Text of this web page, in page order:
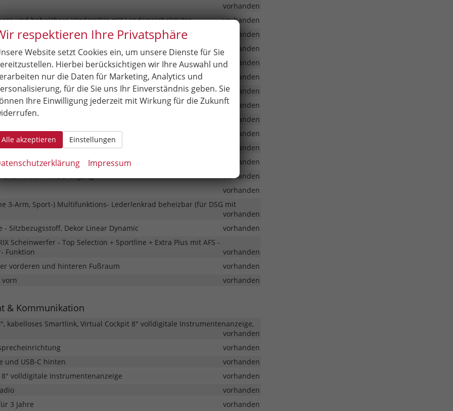
vorhanden
und beheizbare Vordersitze mit Lendenwirbelstütze
vorhanden
2- Zonen Klimaanlage
vorhanden
vorn & hinten
vorhanden
(beim Beifahrer ausschaltbar)
vorhanden
Rückenlehnen geteilt im Verhältnis 40 : 60
vorhanden
vorn und hinten
vorhanden
Top Tether hinten auf den äußeren beiden Sitzen
vorhanden
vorn
vorhanden
vorhanden
mit dynamischen Blinkern
vorhanden
vorhanden
hinten mit Durchgang
vorhanden
vorhanden
3-Arm, Sport-) Multifunktions- Lederlenkrad beheizbar (für DSG mit
vorhanden
- Sitzbezugsstoff, Dekor Linear Dynamic
vorhanden
Scheinwerfer - Top Selection + Sportline + Extra Plus mit AFS -
Funktion
vorhanden
vorderen und hinteren Fußraum
vorhanden
vorn
vorhanden
& Kommunikation
kabelloses Smartlink, Virtual Cockpit 8" volldigitale Instrumentenanzeige,
vorhanden
vorhanden
und USB-C hinten
vorhanden
volldigitale Instrumentenanzeige
vorhanden
vorhanden
3 Jahre
vorhanden
respektieren Ihre Privatsphäre
Website setzt Cookies ein, um unsere Dienste für Sie
Hierbei berücksichtigen wir Ihre Auswahl und
nur die Daten für Marketing, Analytics und
für die Sie uns Ihr Einverständnis geben. Sie
Ihre Einwilligung jederzeit mit Wirkung für die Zukunft
Alle akzeptieren Einstellungen
Impressum